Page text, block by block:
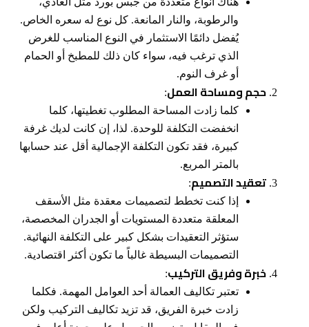
والرطوبة، والنار المانعة. كل نوع له سعره الخاص.
يُفضل دائمًا الاستثمار في النوع المناسب للغرض
الذي ترغب فيه، سواء كان ذلك للمطبخ أو الحمام
أو غرف النوم.
حجم ومساحة العمل:
كلما زادت المساحة المطلوب تغطيتها، كلما
انخفضت التكلفة للوحدة. لذا، إن كانت لديك غرفة
كبيرة، فقد تكون التكلفة الإجمالية أقل عند حسابها
بالمتر المربع.
تعقيد التصميم:
إذا كنت تخطط لتصميمات معقدة مثل الأسقف
المعلقة متعددة المستويات أو الجدران المخصصة،
ستؤثر التعقيدات بشكل كبير على التكلفة النهائية.
التصميمات البسيطة غالباً ما تكون أكثر اقتصادية.
خبرة وفريق التركيب:
تعتبر تكاليف العمالة أحد العوامل المهمة. فكلما
زادت خبرة الفريق، قد تزيد تكاليف التركيب ولكن